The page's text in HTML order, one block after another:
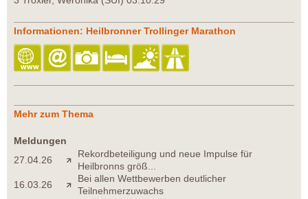
Informationen: Heilbronner Trollinger Marathon
Mehr zum Thema
Meldungen
27.04.26
Rekordbeteiligung und neue Impulse für
Heilbronns größ...
16.03.26
Bei allen Wettbewerben deutlicher
Teilnehmerzuwachs